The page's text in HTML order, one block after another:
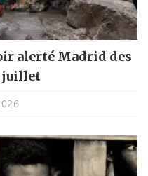
alerté Madrid des
juillet